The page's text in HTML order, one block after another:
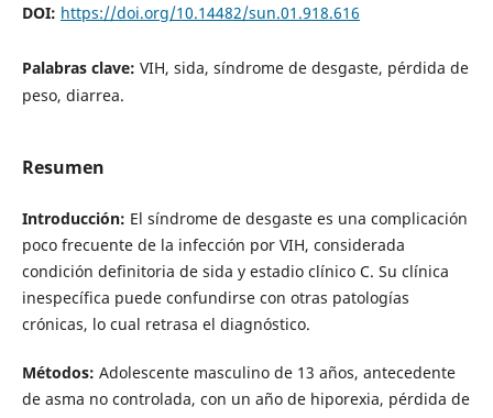
DOI: https://doi.org/10.14482/sun.01.918.616
Palabras clave: VIH, sida, síndrome de desgaste, pérdida de
peso, diarrea.
Resumen
Introducción: El síndrome de desgaste es una complicación
poco frecuente de la infección por VIH, considerada
condición definitoria de sida y estadio clínico C. Su clínica
inespecífica puede confundirse con otras patologías
crónicas, lo cual retrasa el diagnóstico.
Métodos: Adolescente masculino de 13 años, antecedente
de asma no controlada, con un año de hiporexia, pérdida de